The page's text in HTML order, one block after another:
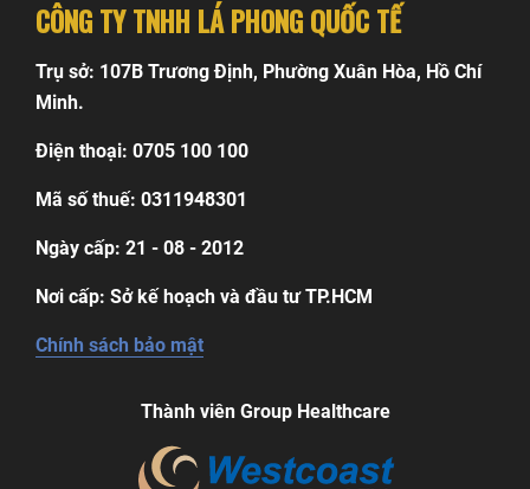
CÔNG TY TNHH LÁ PHONG QUỐC TẾ
Trụ sở: 107B Trương Định, Phường Xuân Hòa, Hồ Chí
Minh.
Điện thoại: 0705 100 100
Mã số thuế: 0311948301
Ngày cấp: 21 - 08 - 2012
Nơi cấp: Sở kế hoạch và đầu tư TP.HCM
Chính sách bảo mật
Thành viên Group Healthcare